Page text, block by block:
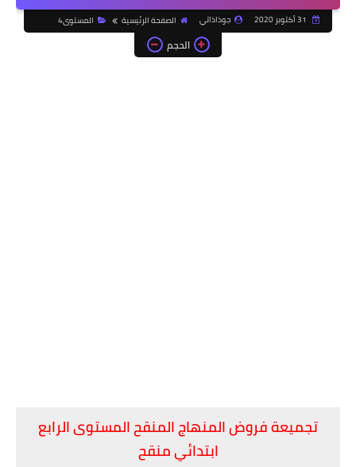
جوذاذاتي الصفحة الرئيسية المستوى4
الحجم
تجميعة فروض المنهاج المنقح المستوى الرابع
ابتدائي منقح